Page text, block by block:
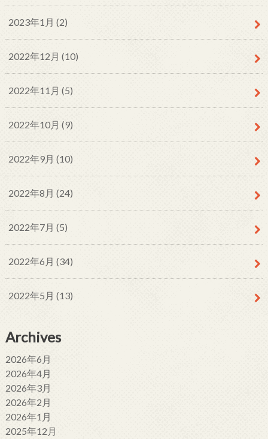
2023年1月 (2)
2022年12月 (10)
2022年11月 (5)
2022年10月 (9)
2022年9月 (10)
2022年8月 (24)
2022年7月 (5)
2022年6月 (34)
2022年5月 (13)
Archives
2026年6月
2026年4月
2026年3月
2026年2月
2026年1月
2025年12月